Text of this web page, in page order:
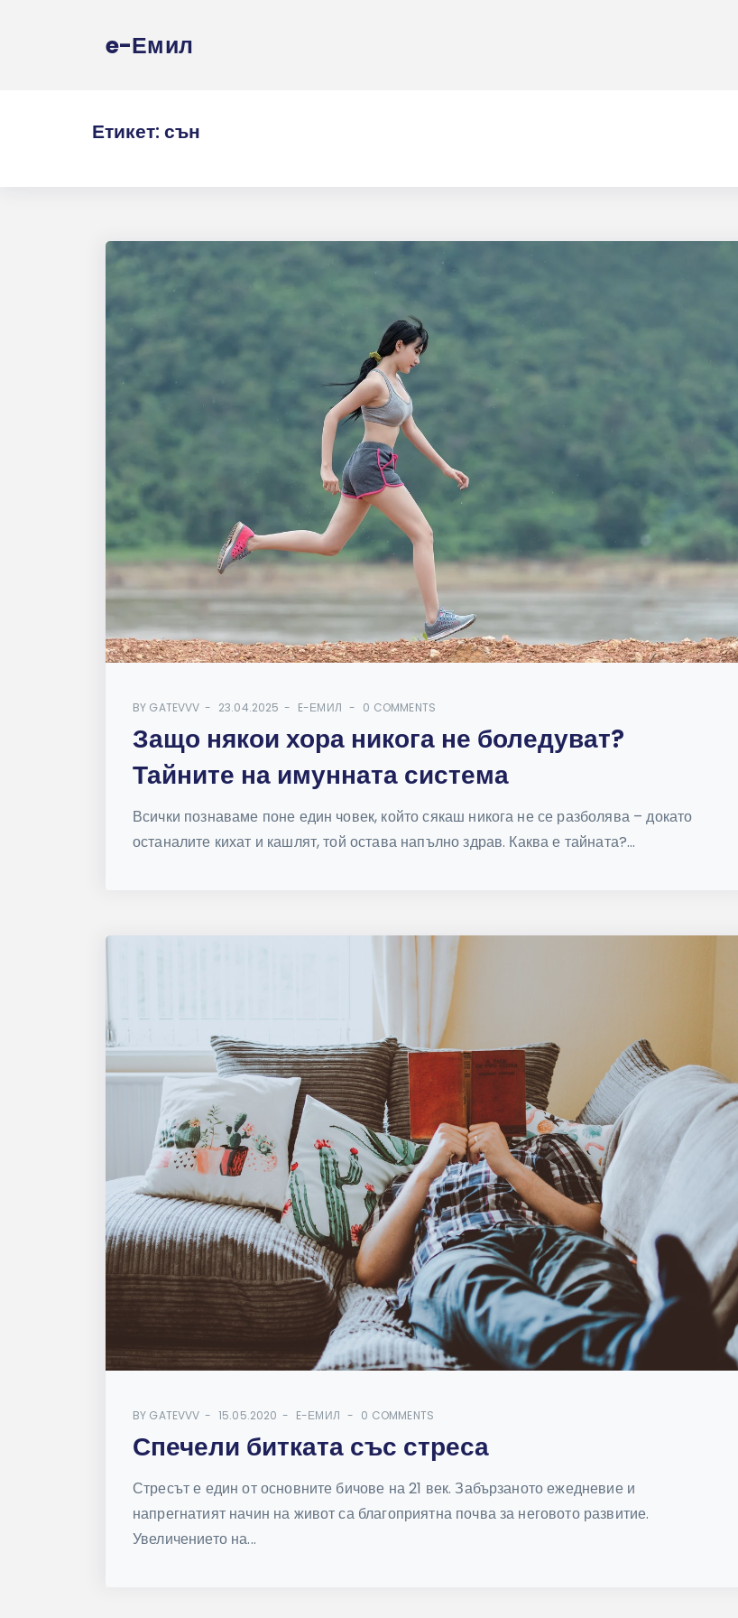
e-Емил
Етикет: сън
BY GATEVVV 23.04.2025 E-ЕМИЛ 0 COMMENTS
Защо някои хора никога не боледуват?
Тайните на имунната система
Всички познаваме поне един човек, който сякаш никога не се разболява – докато
останалите кихат и кашлят, той остава напълно здрав. Каква е тайната?...
BY GATEVVV 15.05.2020 E-ЕМИЛ 0 COMMENTS
Спечели битката със стреса
Стресът е един от основните бичове на 21 век. Забързаното ежедневие и
напрегнатият начин на живот са благоприятна почва за неговото развитие.
Увеличението на...